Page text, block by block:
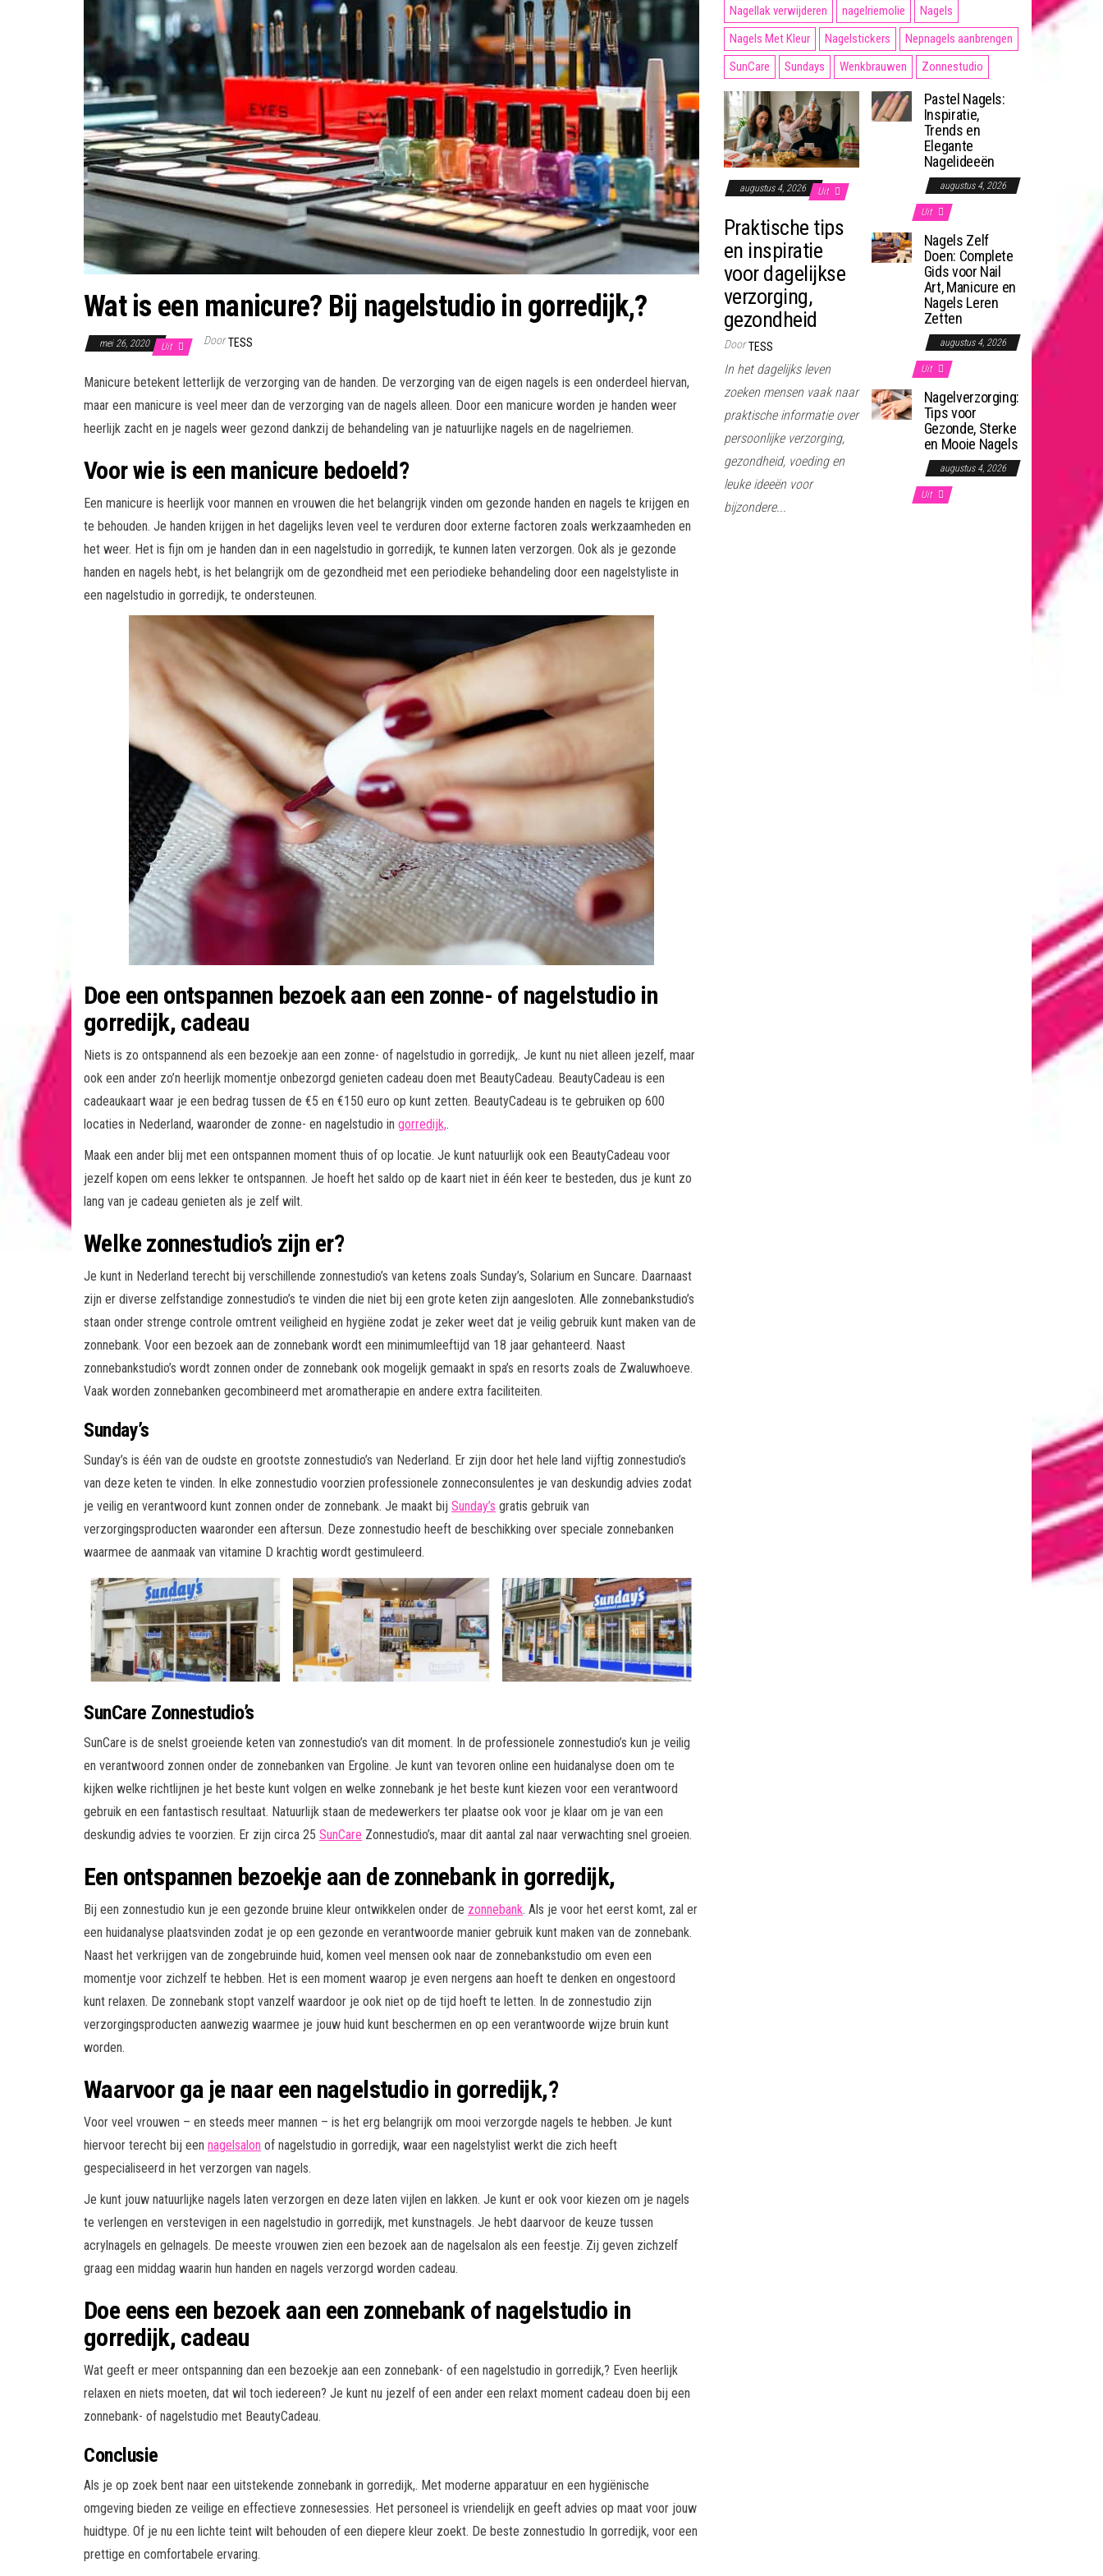
Wat is een manicure? Bij nagelstudio in gorredijk,?
mei 26, 2020 Uit Door TESS
Manicure betekent letterlijk de verzorging van de handen. De verzorging van de eigen nagels is een onderdeel hiervan,
maar een manicure is veel meer dan de verzorging van de nagels alleen. Door een manicure worden je handen weer
heerlijk zacht en je nagels weer gezond dankzij de behandeling van je natuurlijke nagels en de nagelriemen.
Voor wie is een manicure bedoeld?
Een manicure is heerlijk voor mannen en vrouwen die het belangrijk vinden om gezonde handen en nagels te krijgen en
te behouden. Je handen krijgen in het dagelijks leven veel te verduren door externe factoren zoals werkzaamheden en
het weer. Het is fijn om je handen dan in een nagelstudio in gorredijk, te kunnen laten verzorgen. Ook als je gezonde
handen en nagels hebt, is het belangrijk om de gezondheid met een periodieke behandeling door een nagelstyliste in
een nagelstudio in gorredijk, te ondersteunen.
Doe een ontspannen bezoek aan een zonne- of nagelstudio in
gorredijk, cadeau
Niets is zo ontspannend als een bezoekje aan een zonne- of nagelstudio in gorredijk,. Je kunt nu niet alleen jezelf, maar
ook een ander zo’n heerlijk momentje onbezorgd genieten cadeau doen met BeautyCadeau. BeautyCadeau is een
cadeaukaart waar je een bedrag tussen de €5 en €150 euro op kunt zetten. BeautyCadeau is te gebruiken op 600
locaties in Nederland, waaronder de zonne- en nagelstudio in gorredijk,.
Maak een ander blij met een ontspannen moment thuis of op locatie. Je kunt natuurlijk ook een BeautyCadeau voor
jezelf kopen om eens lekker te ontspannen. Je hoeft het saldo op de kaart niet in één keer te besteden, dus je kunt zo
lang van je cadeau genieten als je zelf wilt.
Welke zonnestudio’s zijn er?
Je kunt in Nederland terecht bij verschillende zonnestudio’s van ketens zoals Sunday’s, Solarium en Suncare. Daarnaast
zijn er diverse zelfstandige zonnestudio’s te vinden die niet bij een grote keten zijn aangesloten. Alle zonnebankstudio’s
staan onder strenge controle omtrent veiligheid en hygiëne zodat je zeker weet dat je veilig gebruik kunt maken van de
zonnebank. Voor een bezoek aan de zonnebank wordt een minimumleeftijd van 18 jaar gehanteerd. Naast
zonnebankstudio’s wordt zonnen onder de zonnebank ook mogelijk gemaakt in spa’s en resorts zoals de Zwaluwhoeve.
Vaak worden zonnebanken gecombineerd met aromatherapie en andere extra faciliteiten.
Sunday’s
Sunday’s is één van de oudste en grootste zonnestudio’s van Nederland. Er zijn door het hele land vijftig zonnestudio’s
van deze keten te vinden. In elke zonnestudio voorzien professionele zonneconsulentes je van deskundig advies zodat
je veilig en verantwoord kunt zonnen onder de zonnebank. Je maakt bij Sunday’s gratis gebruik van
verzorgingsproducten waaronder een aftersun. Deze zonnestudio heeft de beschikking over speciale zonnebanken
waarmee de aanmaak van vitamine D krachtig wordt gestimuleerd.
SunCare Zonnestudio’s
SunCare is de snelst groeiende keten van zonnestudio’s van dit moment. In de professionele zonnestudio’s kun je veilig
en verantwoord zonnen onder de zonnebanken van Ergoline. Je kunt van tevoren online een huidanalyse doen om te
kijken welke richtlijnen je het beste kunt volgen en welke zonnebank je het beste kunt kiezen voor een verantwoord
gebruik en een fantastisch resultaat. Natuurlijk staan de medewerkers ter plaatse ook voor je klaar om je van een
deskundig advies te voorzien. Er zijn circa 25 SunCare Zonnestudio’s, maar dit aantal zal naar verwachting snel groeien.
Een ontspannen bezoekje aan de zonnebank in gorredijk,
Bij een zonnestudio kun je een gezonde bruine kleur ontwikkelen onder de zonnebank. Als je voor het eerst komt, zal er
een huidanalyse plaatsvinden zodat je op een gezonde en verantwoorde manier gebruik kunt maken van de zonnebank.
Naast het verkrijgen van de zongebruinde huid, komen veel mensen ook naar de zonnebankstudio om even een
momentje voor zichzelf te hebben. Het is een moment waarop je even nergens aan hoeft te denken en ongestoord
kunt relaxen. De zonnebank stopt vanzelf waardoor je ook niet op de tijd hoeft te letten. In de zonnestudio zijn
verzorgingsproducten aanwezig waarmee je jouw huid kunt beschermen en op een verantwoorde wijze bruin kunt
worden.
Waarvoor ga je naar een nagelstudio in gorredijk,?
Voor veel vrouwen – en steeds meer mannen – is het erg belangrijk om mooi verzorgde nagels te hebben. Je kunt
hiervoor terecht bij een nagelsalon of nagelstudio in gorredijk, waar een nagelstylist werkt die zich heeft
gespecialiseerd in het verzorgen van nagels.
Je kunt jouw natuurlijke nagels laten verzorgen en deze laten vijlen en lakken. Je kunt er ook voor kiezen om je nagels
te verlengen en verstevigen in een nagelstudio in gorredijk, met kunstnagels. Je hebt daarvoor de keuze tussen
acrylnagels en gelnagels. De meeste vrouwen zien een bezoek aan de nagelsalon als een feestje. Zij geven zichzelf
graag een middag waarin hun handen en nagels verzorgd worden cadeau.
Doe eens een bezoek aan een zonnebank of nagelstudio in
gorredijk, cadeau
Wat geeft er meer ontspanning dan een bezoekje aan een zonnebank- of een nagelstudio in gorredijk,? Even heerlijk
relaxen en niets moeten, dat wil toch iedereen? Je kunt nu jezelf of een ander een relaxt moment cadeau doen bij een
zonnebank- of nagelstudio met BeautyCadeau.
Conclusie
Als je op zoek bent naar een uitstekende zonnebank in gorredijk,. Met moderne apparatuur en een hygiënische
omgeving bieden ze veilige en effectieve zonnesessies. Het personeel is vriendelijk en geeft advies op maat voor jouw
huidtype. Of je nu een lichte teint wilt behouden of een diepere kleur zoekt. De beste zonnestudio In gorredijk, voor een
prettige en comfortabele ervaring.
Nagellak verwijderen
nagelriemolie
Nagels
Nagels Met Kleur
Nagelstickers
Nepnagels aanbrengen
SunCare
Sundays Wenkbrauwen Zonnestudio
augustus 4, 2026 Uit
Praktische tips
en inspiratie
voor dagelijkse
verzorging,
gezondheid
Door TESS
In het dagelijks leven
zoeken mensen vaak naar
praktische informatie over
persoonlijke verzorging,
gezondheid, voeding en
leuke ideeën voor
bijzondere...
Pastel Nagels:
Inspiratie,
Trends en
Elegante
Nagelideeën
augustus 4, 2026
Uit
Nagels Zelf
Doen: Complete
Gids voor Nail
Art, Manicure en
Nagels Leren
Zetten
augustus 4, 2026
Uit
Nagelverzorging:
Tips voor
Gezonde, Sterke
en Mooie Nagels
augustus 4, 2026
Uit